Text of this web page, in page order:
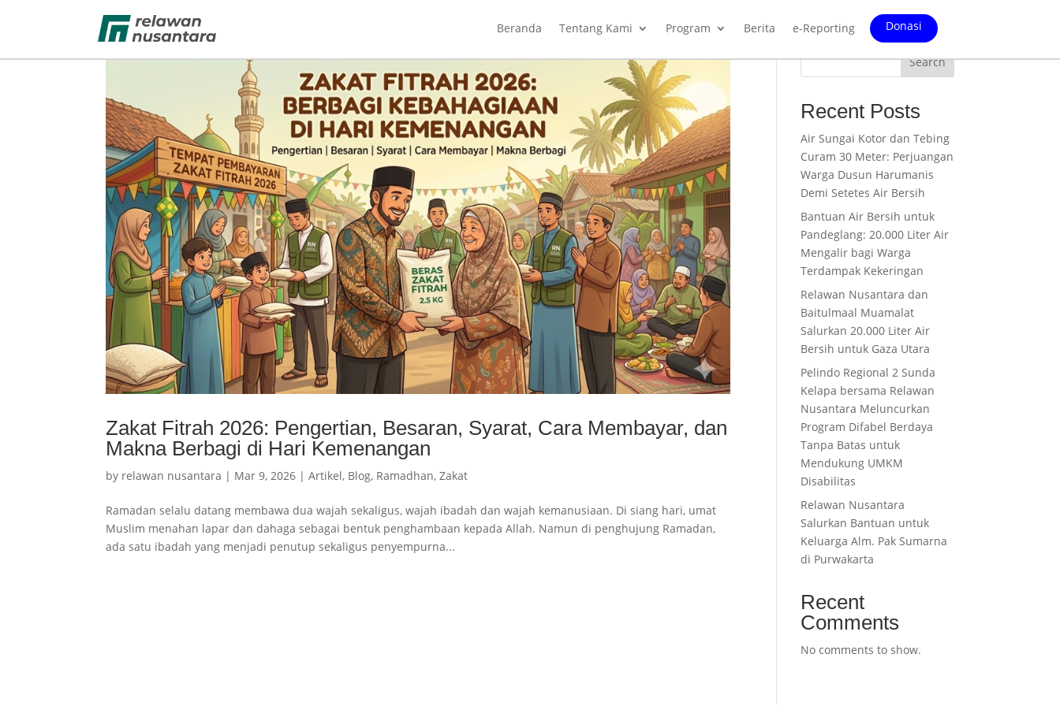
Beranda Tentang Kami Program Berita e-Reporting Donasi
Zakat Fitrah 2026: Pengertian, Besaran, Syarat, Cara Membayar, dan
Makna Berbagi di Hari Kemenangan
by relawan nusantara | Mar 9, 2026 |Artikel, Blog, Ramadhan,Zakat
Ramadan selalu datang membawa dua wajah sekaligus, wajah ibadah dan wajah kemanusiaan. Di siang hari, umat
Muslim menahan lapar dan dahaga sebagai bentuk penghambaan kepada Allah. Namun di penghujung Ramadan,
ada satu ibadah yang menjadi penutup sekaligus penyempurna...
Search
Recent Posts
Air Sungai Kotor dan Tebing
Curam 30 Meter: Perjuangan
Warga Dusun Harumanis
Demi Setetes Air Bersih
Bantuan Air Bersih untuk
Pandeglang: 20.000 Liter Air
Mengalir bagi Warga
Terdampak Kekeringan
Relawan Nusantara dan
Baitulmaal Muamalat
Salurkan 20.000 Liter Air
Bersih untuk Gaza Utara
Pelindo Regional 2 Sunda
Kelapa bersama Relawan
Nusantara Meluncurkan
Program Difabel Berdaya
Tanpa Batas untuk
Mendukung UMKM
Disabilitas
Relawan Nusantara
Salurkan Bantuan untuk
Keluarga Alm. Pak Sumarna
di Purwakarta
Recent
Comments
No comments to show.